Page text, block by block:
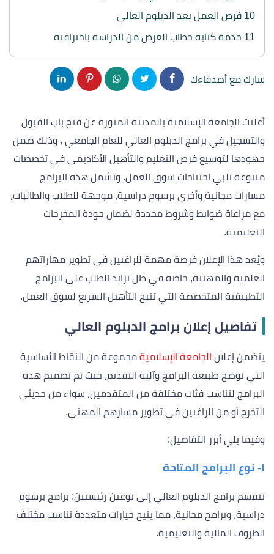
10 فرص العمل بعد الدبلوم العالي
11 خدمة كتابة خطاب الغرض من الدراسة باحترافية
شارك مع أصدقاءك
أعلنت الجامعة الإسلامية بالمدينة المنورة عن فتح باب القبول
والتسجيل في برامج الدبلوم العالي للعام الجامعي ، وذلك ضمن
جهودها لتوسيع فرص التعليم والتأهيل الأكاديمي في تخصصات
متنوعة تلبي احتياجات سوق العمل. وتشمل هذه البرامج
مسارات مجانية وأخرى برسوم دراسية، موجهة للطلاب والطالبات،
مع مراعاة ضوابط وشروط محددة لضمان جودة المخرجات
التعليمية.
ويُعد هذا الإعلان فرصة مهمة للراغبين في تطوير مهاراتهم
العلمية والمهنية، خاصة في ظل تزايد الطلب على البرامج
التطبيقية المتخصصة التي تتيح التأهيل السريع لسوق العمل.
تفاصيل إعلان برامج الدبلوم العالي
يتضمن إعلان الجامعة الإسلامية مجموعة من النقاط الأساسية
التي توضح طبيعة البرامج وآلية التقديم، حيث تم تصميم هذه
البرامج لتناسب فئات مختلفة من المتقدمين، سواء من حديثي
التخرج أو من الراغبين في تطوير مسارهم المهني.
وفيما يلي أبرز التفاصيل:
١- نوع البرامج المتاحة
تنقسم برامج الدبلوم العالي إلى نوعين رئيسيين: برامج برسوم
دراسية، وبرامج مجانية، مما يتيح خيارات متعددة تناسب مختلف
الظروف المالية والتعليمية.